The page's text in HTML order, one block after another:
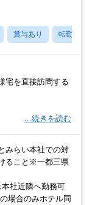
賞与あり 転勤なし
宅を直接訪問する
…続きを読む
みらい本社での対
ること※一都三県
本社近隣へ勤務可
場合のみホテル同